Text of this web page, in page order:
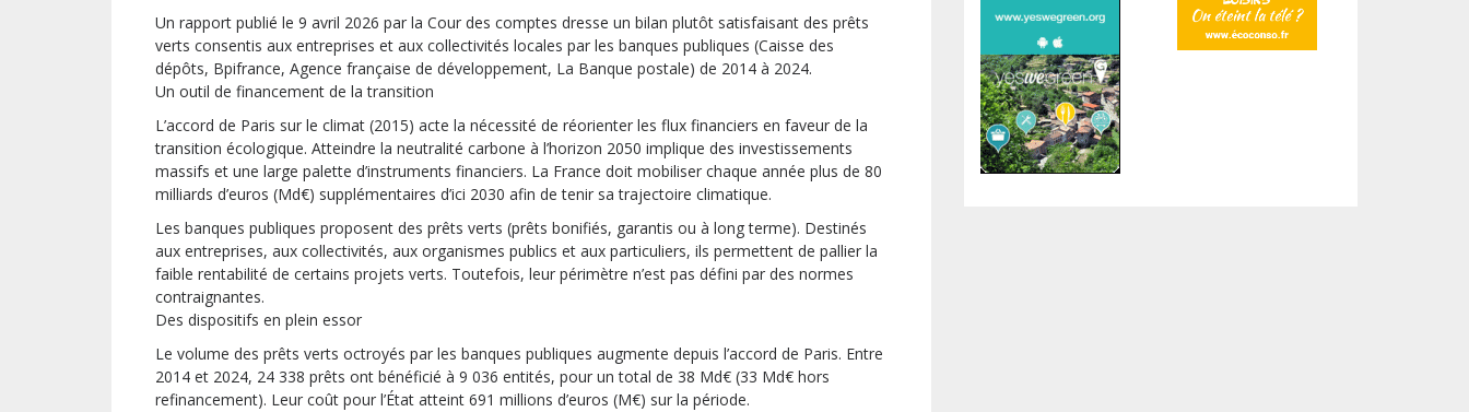
Un rapport publié le 9 avril 2026 par la Cour des comptes dresse un bilan plutôt satisfaisant des prêts
verts consentis aux entreprises et aux collectivités locales par les banques publiques (Caisse des
dépôts, Bpifrance, Agence française de développement, La Banque postale) de 2014 à 2024.
Un outil de financement de la transition
L’accord de Paris sur le climat (2015) acte la nécessité de réorienter les flux financiers en faveur de la
transition écologique. Atteindre la neutralité carbone à l’horizon 2050 implique des investissements
massifs et une large palette d’instruments financiers. La France doit mobiliser chaque année plus de 80
milliards d’euros (Md€) supplémentaires d’ici 2030 afin de tenir sa trajectoire climatique.
Les banques publiques proposent des prêts verts (prêts bonifiés, garantis ou à long terme). Destinés
aux entreprises, aux collectivités, aux organismes publics et aux particuliers, ils permettent de pallier la
faible rentabilité de certains projets verts. Toutefois, leur périmètre n’est pas défini par des normes
contraignantes.
Des dispositifs en plein essor
Le volume des prêts verts octroyés par les banques publiques augmente depuis l’accord de Paris. Entre
2014 et 2024, 24 338 prêts ont bénéficié à 9 036 entités, pour un total de 38 Md€ (33 Md€ hors
refinancement). Leur coût pour l’État atteint 691 millions d’euros (M€) sur la période.